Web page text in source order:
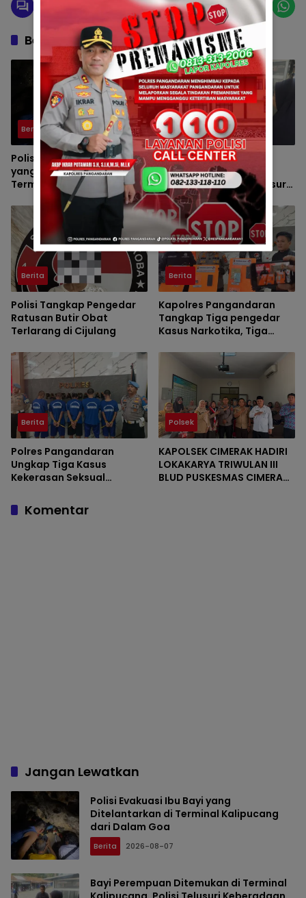
Berita Berkaitan
Berita
Polisi Evakuasi Ibu Bayi
yang Ditelantarkan di
Terminal Kalipucang dari
Dalam Goa
Hot News
Bayi Perempuan
Ditemukan di Terminal
Kalipucang, Polisi Telusuri
Keberadaan Orang Tua
Berita
Polisi Tangkap Pengedar
Ratusan Butir Obat
Terlarang di Cijulang
Berita
Kapolres Pangandaran
Tangkap Tiga pengedar
Kasus Narkotika, Tiga
dengan Barang Bukti Sabu
Berita
Polres Pangandaran
Ungkap Tiga Kasus
Kekerasan Seksual
Tersangka Diamankan
Polsek
KAPOLSEK CIMERAK HADIRI
LOKAKARYA TRIWULAN III
BLUD PUSKESMAS CIMERAK,
Komentar
Jangan Lewatkan
Polisi Evakuasi Ibu Bayi yang
Ditelantarkan di Terminal Kalipucang
dari Dalam Goa
Berita 2026-08-07
Bayi Perempuan Ditemukan di Terminal